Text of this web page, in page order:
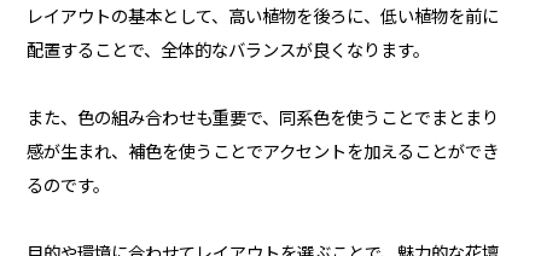
レイアウトの基本として、高い植物を後ろに、低い植物を前に
配置することで、全体的なバランスが良くなります。
また、色の組み合わせも重要で、同系色を使うことでまとまり
感が生まれ、補色を使うことでアクセントを加えることができ
るのです。